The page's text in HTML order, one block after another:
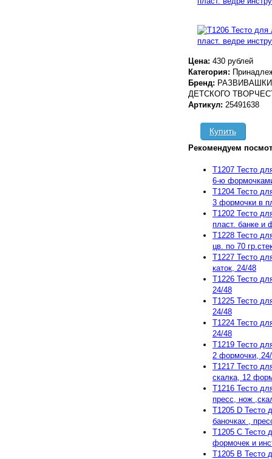
Цена: 430 рублей
Категория:
Бренд:
ДЕТСКОГО
Артикул: 25491638
Купить
Рекомендуем
T1207 Тесто
6-ю
T1204 Тесто
3 формочки в
T1202 Тесто
пласт. банке и
T1228 Тесто
цв. по 70
T1227 Тесто
каток, 24/48
T1226 Тесто
24/48
T1225 Тесто
24/48
T1224 Тесто
24/48
T1219 Тесто
2 формочки,
T1217 Тесто
скалка, 12
T1216 Тесто
пресс, нож
T1205 D Тесто
баночках ,
T1205 C Тесто
формочек и
T1205 B Тесто